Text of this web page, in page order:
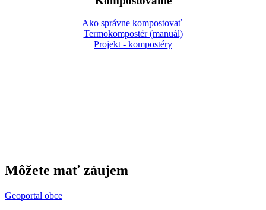
Ako správne kompostovať
Termokompostér (manuál)
Projekt - kompostéry
Môžete mať záujem
Geoportal obce